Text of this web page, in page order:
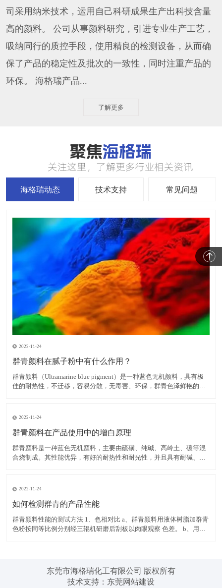
司采用纳米技术，运用自己科研成果生产出科技含量
高的颜料。 公司从事颜料研究，引进专业生产工艺，
吸纳同行的质控手段，使用精良的检测设备，从而确
保了产品的稳定性及批次的一致性，同时注重产品的
环保。 海格瑞产品...
了解更多
海格瑞动态 技术支持 常见问题
2022-11-24
群青颜料在腻子粉中有什么作用？
群青颜料（Ultramarine blue pigment）是一种蓝色无机颜料，具有极
佳的耐热性，不迁移，容易分散，无毒害、环保，群青色泽鲜艳的蓝
原料的灰暗色光，令腻子粉获得极
2022-11-24
群青颜料在产品使用中的增白原理
群青颜料是一种蓝色无机颜料，主要由硫磺、纯碱、高岭土、碳等混
合烧制成。其性能优异，有好的耐热性和耐光性，并且具有耐碱、不
在运用中不会导致同色异谱现象的出现，能消除白色物质内黄色色
2022-11-24
如何检测群青的产品性能
群青颜料性能的测试方法 1、色相对比 a、群青颜料用液体树脂加群青
色粉按同等比例分别经三辊机研磨后刮板以肉眼观察 色差。 b、用塑
东莞市海格瑞化工有限公司 版权所有
技术支持： 东莞网站建设